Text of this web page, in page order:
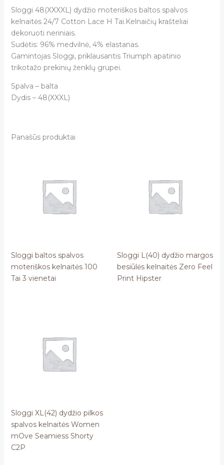
Sloggi 48(XXXXL) dydžio moteriškos baltos spalvos
kelnaitės 24/7 Cotton Lace H Tai.Kelnaičių krašteliai
dekoruoti neriniais.
Sudėtis: 96% medvilnė, 4% elastanas.
Gamintojas Sloggi, priklausantis Triumph apatinio
trikotažo prekinių ženklų grupei.
Spalva – balta
Dydis – 48(XXXL)
Panašūs produktai
Sloggi baltos spalvos
moteriškos kelnaitės 100
Tai 3 vienetai
Sloggi L(40) dydžio margos
besiūlės kelnaitės Zero Feel
Print Hipster
Sloggi XL(42) dydžio pilkos
spalvos kelnaitės Women
mOve Seamiess Shorty
C2P